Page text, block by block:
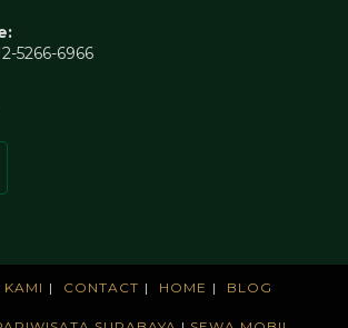
5266-6966
KAMI CONTACT HOME BLOG